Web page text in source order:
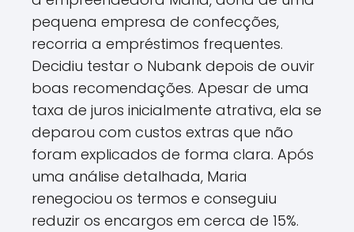
pequena empresa de confecções,
recorria a empréstimos frequentes.
Decidiu testar o Nubank depois de ouvir
boas recomendações. Apesar de uma
taxa de juros inicialmente atrativa, ela se
deparou com custos extras que não
foram explicados de forma clara. Após
uma análise detalhada, Maria
renegociou os termos e conseguiu
reduzir os encargos em cerca de 15%.